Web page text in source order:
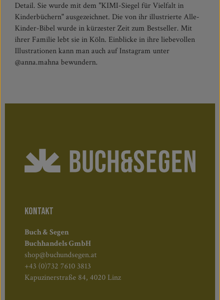
Detail. Sie wurde mit dem "KIMI-Siegel für Vielfalt in
Kinderbüchern" ausgezeichnet. Die von ihr illustrierte Alle-
Kinder-Bibel wurde in kürzester Zeit zum Bestseller. Mit
ihrer Familie lebt sie in Köln. Einblicke in ihre liebevollen
Illustrationen kann man auch auf Instagram unter
@anna.mahna bewundern.
KONTAKT
Buch & Segen
Buchhandels GmbH
shop@buchundsegen.at
+43 (0)732 7610 3813
Kapuzinerstraße 84, 4020 Linz